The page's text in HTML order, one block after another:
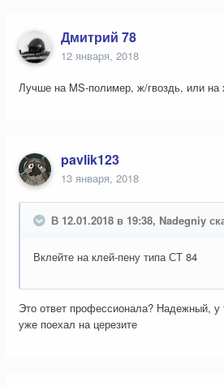
Дмитрий 78
12 января, 2018
Лучше на MS-полимер, ж/гвоздь, или на
pavlik123
13 января, 2018
В 12.01.2018 в 19:38, Nadegniy
Вклейте на клей-пену типа СТ 84
Это ответ профессионала? Надежный, у
уже поехал на церезите